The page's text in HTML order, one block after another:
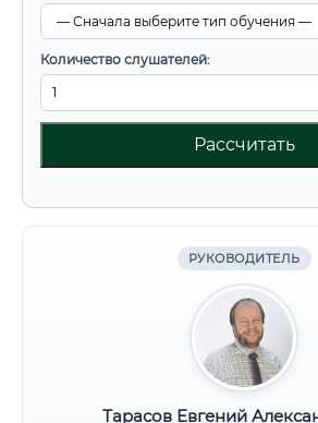
Количество слушателей:
Рассчитать
РУКОВОДИТЕЛЬ
Тарасов Евгений